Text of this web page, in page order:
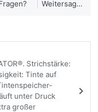
Weitersagen
Strichstärke:
Tinte auf
unter Druck
großer